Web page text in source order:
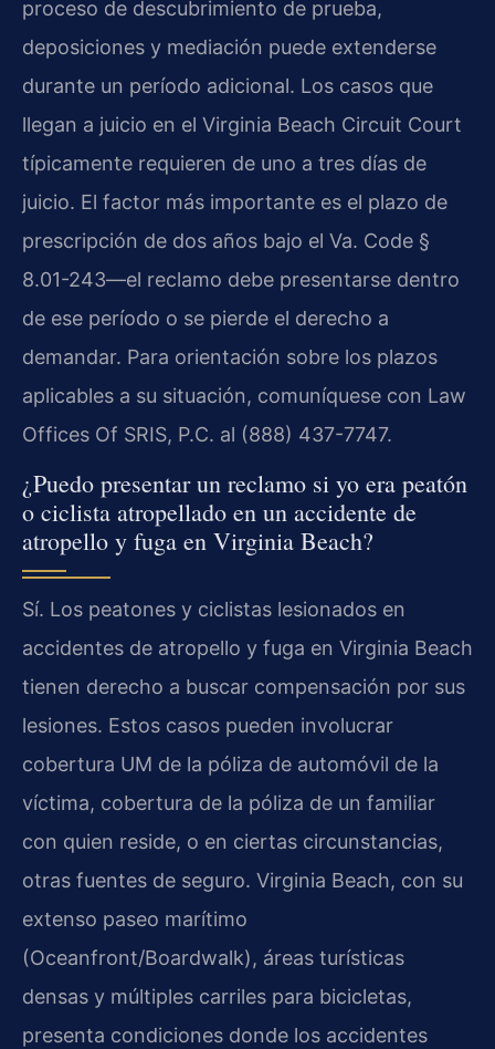
proceso de descubrimiento de prueba,
deposiciones y mediación puede extenderse
durante un período adicional. Los casos que
llegan a juicio en el Virginia Beach Circuit Court
típicamente requieren de uno a tres días de
juicio. El factor más importante es el plazo de
prescripción de dos años bajo el Va. Code §
8.01-243—el reclamo debe presentarse dentro
de ese período o se pierde el derecho a
demandar. Para orientación sobre los plazos
aplicables a su situación, comuníquese con Law
Offices Of SRIS, P.C. al (888) 437-7747.
¿Puedo presentar un reclamo si yo era peatón
o ciclista atropellado en un accidente de
atropello y fuga en Virginia Beach?
Sí. Los peatones y ciclistas lesionados en
accidentes de atropello y fuga en Virginia Beach
tienen derecho a buscar compensación por sus
lesiones. Estos casos pueden involucrar
cobertura UM de la póliza de automóvil de la
víctima, cobertura de la póliza de un familiar
con quien reside, o en ciertas circunstancias,
otras fuentes de seguro. Virginia Beach, con su
extenso paseo marítimo
(Oceanfront/Boardwalk), áreas turísticas
densas y múltiples carriles para bicicletas,
presenta condiciones donde los accidentes